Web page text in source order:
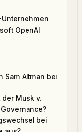
OpenAI
Sam Altman bei
der Musk v.
bei